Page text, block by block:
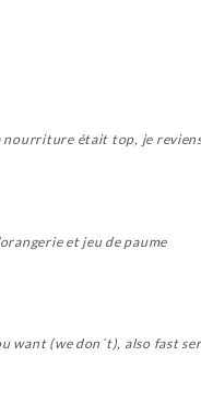
nourriture était top, je
et jeu de paume
(we don´t), also fast